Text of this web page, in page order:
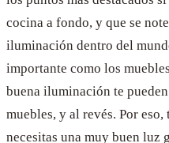
cocina a fondo, y que se
iluminación dentro del
importante como los
buena iluminación te
muebles, y al revés. Por
necesitas una muy buen luz